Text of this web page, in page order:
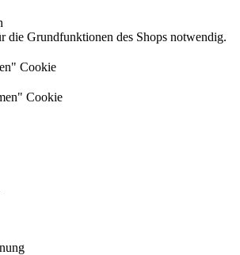
die Grundfunktionen des Shops notwendig.
Cookie
Cookie